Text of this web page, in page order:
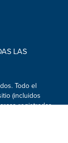
LAS
Todo el
(incluidos
registradas